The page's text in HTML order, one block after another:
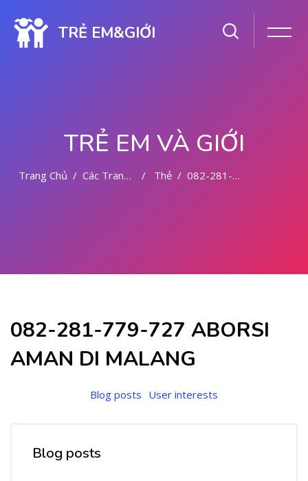
TRẺ EM&GIỚI
TRẺ EM VÀ GIỚI
Trang Chủ Các Trang Của Hệ Thống Thẻ 082-281-779-727 ABORSI AMAN DI MALANG
082-281-779-727 ABORSI
AMAN DI MALANG
Blog posts User interests
Blog posts